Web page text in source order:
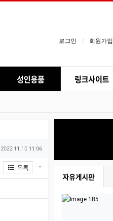
로그인 회원가입
성인용품 링크사이트
작성일
2022.11.10 11:06
목록 게시물 옵션
자유게시판